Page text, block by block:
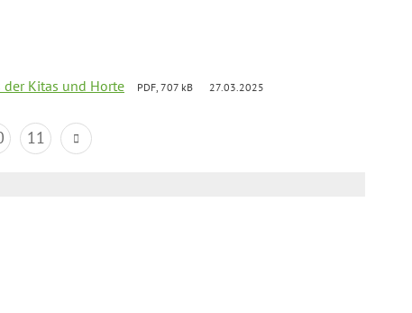
der Kitas und Horte PDF, 707 kB 27.03.2025
11